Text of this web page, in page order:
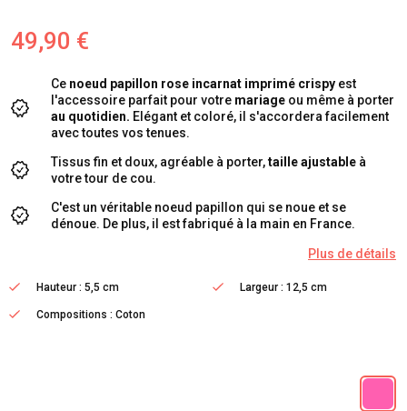
49,90 €
Ce noeud papillon rose incarnat imprimé crispy est
l'accessoire parfait pour votre mariage ou même à porter
au quotidien. Elégant et coloré, il s'accordera facilement
avec toutes vos tenues.
Tissus fin et doux, agréable à porter,taille ajustable à
votre tour de cou.
C'est un véritable noeud papillon qui se noue et se
dénoue. De plus, il est fabriqué à la main en France.
Plus de détails
Hauteur : 5,5 cm Largeur : 12,5 cm
Compositions : Coton